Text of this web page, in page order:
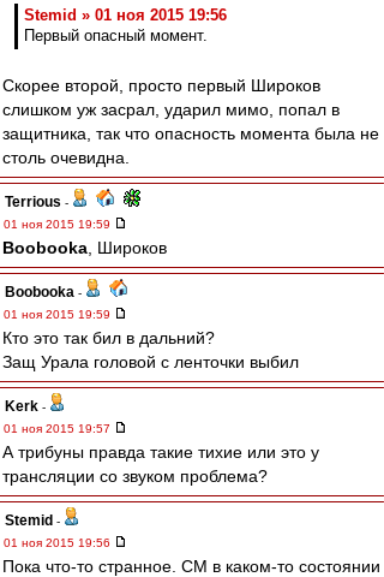
Stemid » 01 ноя 2015 19:56
Первый опасный момент.
Скорее второй, просто первый Широков
слишком уж засрал, ударил мимо, попал в
защитника, так что опасность момента была не
столь очевидна.
Terrious -
01 ноя 2015 19:59
Boobooka , Широков
Boobooka -
01 ноя 2015 19:59
Кто это так бил в дальний?
Защ Урала головой с ленточки выбил
Kerk -
01 ноя 2015 19:57
А трибуны правда такие тихие или это у
трансляции со звуком проблема?
Stemid -
01 ноя 2015 19:56
Пока что-то странное. СМ в каком-то состоянии